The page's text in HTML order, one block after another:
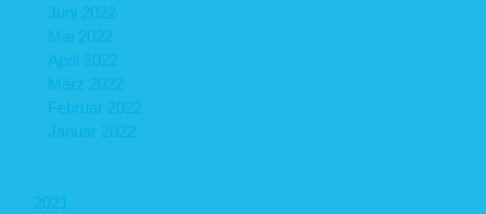
Juni 2022
Mai 2022
April 2022
März 2022
Februar 2022
Januar 2022
2021